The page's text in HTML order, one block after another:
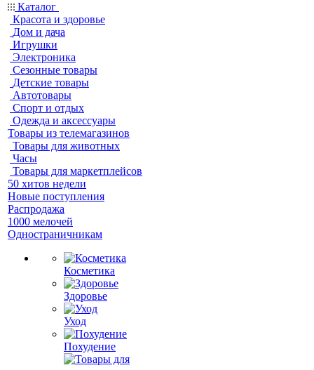
Каталог
Красота и здоровье
Дом и дача
Игрушки
Электроника
Сезонные товары
Детские товары
Автотовары
Спорт и отдых
Одежда и аксессуары
Товары из телемагазинов
Товары для животных
Часы
Товары для маркетплейсов
50 хитов недели
Новые поступления
Распродажа
1000 мелочей
Одностраничникам
Косметика
Здоровье
Уход
Похудение